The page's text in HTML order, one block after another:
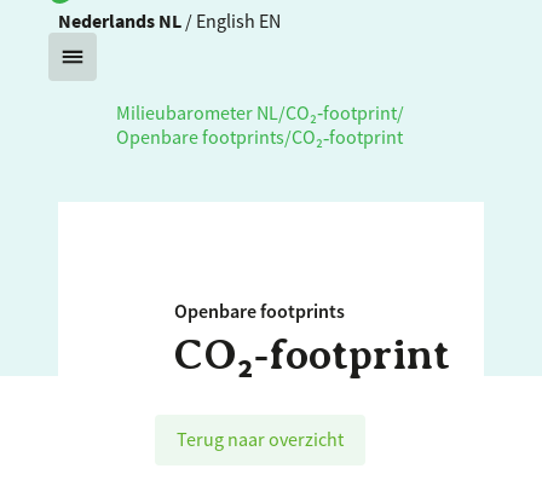
Nederlands NL / English EN
Milieubarometer NL /CO₂‑footprint/
Openbare footprints/CO₂‑footprint
Openbare footprints
CO₂‑footprint
Terug naar overzicht